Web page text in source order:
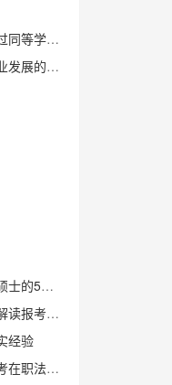
法学硕士
想选择
势解析
学习价值
经验
真实感受